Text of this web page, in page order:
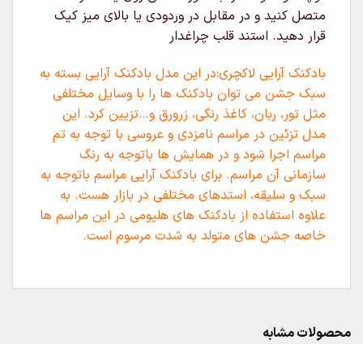
متصل کنید و در مقابل در وردودی یا بالای میز کیک
قرار دهید. استند قلب چراغدار
بادکنک آرایی لاکچری:در این مدل بادکنک آرایی بسته به
سبک جشن می توان بادکنک ها را با وسایل مختلفی
مثل تور، ربان، کاغذ رنگی، زرورق و…تزیین کرد. این
مدل تزئین در مراسم نامزدی و عروسی با توجه به تم
مراسم اجرا شود و در همایش ها باتوجه به رنگ
سازمانی آن مراسم. برای بادکنک آرایی مراسم باتوجه به
سبک و سلیقه، استدهای مختلفی در بازار هست. به
علاوه استفاده از بادکنک های هلیومی در این مراسم ها
خاصه جشن های متولد به شدت مرسوم است.
محصولات مشابه